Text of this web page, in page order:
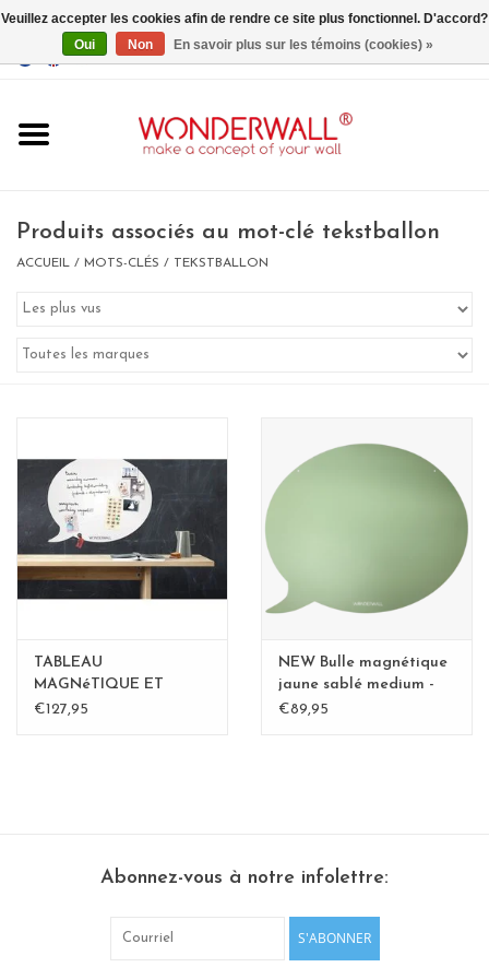
EUR/GBP
Un design personnalisé
BIG SALE , GRAB YOUR
Etagères Shelves
Rectangulaire, carrées, rondes
tableau magnétique
Produits associés au mot-clé tekstballon
ACCUEIL / MOTS-CLÉS / TEKSTBALLON
TABLEAU
MAGNéTIQUE ET
WHITEBOARD BULLE
€127,95
NEW Bulle magnétique
jaune sablé medium -
Copy - Copy - Copy
€89,95
Abonnez-vous à notre infolettre:
S'ABONNER
Veuillez accepter les cookies afin de rendre ce site plus fonctionnel. D'accord?
Oui
Non En savoir plus sur les témoins (cookies) »